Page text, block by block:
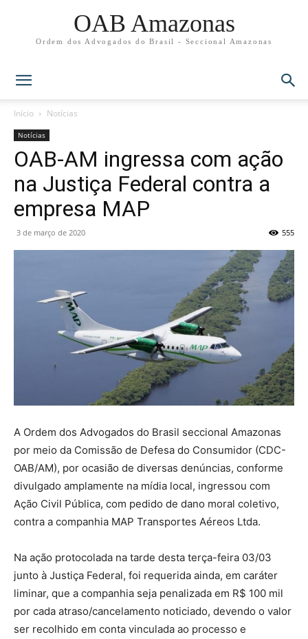
OAB Amazonas
Ordem dos Advogados do Brasil - Seccional Amazonas
Início Notícias
Notícias
OAB-AM ingressa com ação
na Justiça Federal contra a
empresa MAP
3 de março de 2020 555
A Ordem dos Advogados do Brasil seccional Amazonas
por meio da Comissão de Defesa do Consumidor (CDC-
OAB/AM), por ocasião de diversas denúncias, conforme
divulgado amplamente na mídia local, ingressou com
Ação Civil Pública, com pedido de dano moral coletivo,
contra a companhia MAP Transportes Aéreos Ltda.
Na ação protocolada na tarde desta terça-feira 03/03
junto à Justiça Federal, foi requerida ainda, em caráter
liminar, que a companhia seja penalizada em R$ 100 mil
por cada atraso/cancelamento noticiado, devendo o valor
ser recolhido em conta vinculada ao processo e